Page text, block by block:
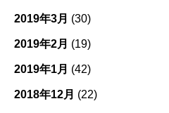
2019年3月 (30)
2019年2月 (19)
2019年1月 (42)
2018年12月 (22)